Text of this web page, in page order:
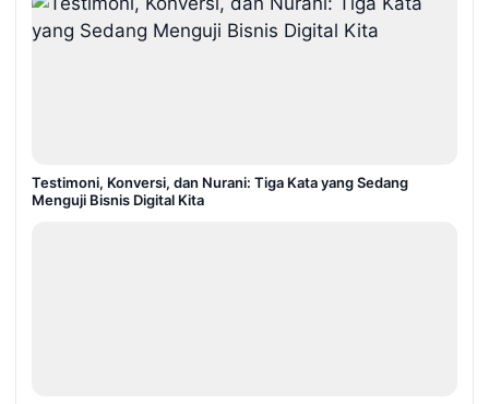
Testimoni, Konversi, dan Nurani: Tiga Kata yang Sedang
Menguji Bisnis Digital Kita